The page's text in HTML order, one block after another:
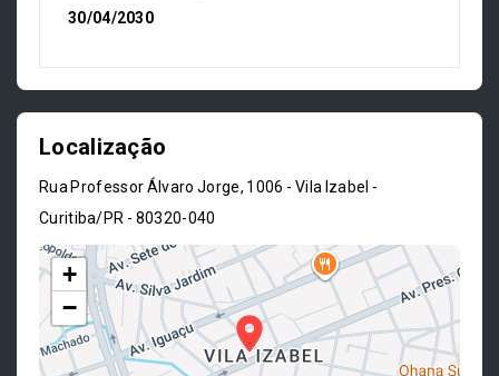
30/04/2030
Localização
Rua Professor Álvaro Jorge, 1006 - Vila Izabel -
Curitiba/PR - 80320-040
+
−